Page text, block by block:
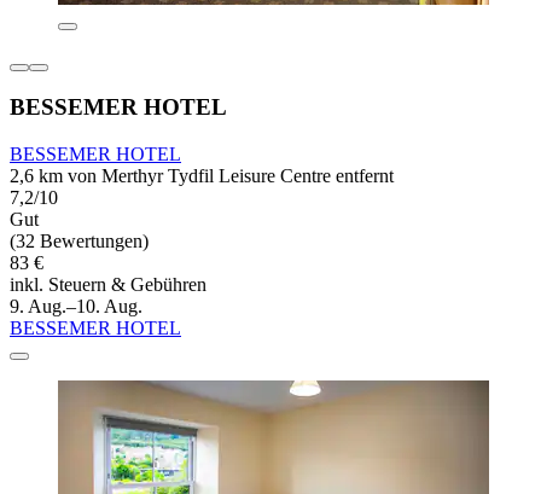
BESSEMER HOTEL
BESSEMER HOTEL
2,6 km von Merthyr Tydfil Leisure Centre entfernt
7,2/10
Gut
(32 Bewertungen)
83 €
inkl. Steuern & Gebühren
9. Aug.–10. Aug.
BESSEMER HOTEL